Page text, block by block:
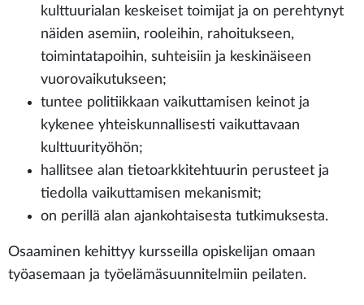
kulttuurialan keskeiset toimijat ja on perehtynyt
näiden asemiin, rooleihin, rahoitukseen,
toimintatapoihin, suhteisiin ja keskinäiseen
vuorovaikutukseen;
tuntee politiikkaan vaikuttamisen keinot ja
kykenee yhteiskunnallisesti vaikuttavaan
kulttuurityöhön;
hallitsee alan tietoarkkitehtuurin perusteet ja
tiedolla vaikuttamisen mekanismit;
on perillä alan ajankohtaisesta tutkimuksesta.
Osaaminen kehittyy kursseilla opiskelijan omaan
työasemaan ja työelämäsuunnitelmiin peilaten.